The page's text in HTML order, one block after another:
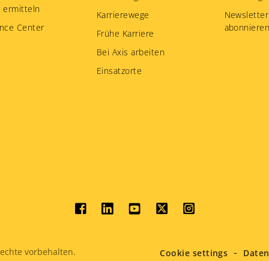
ermitteln
Center
Karrierewege
Frühe Karriere
Bei Axis arbeiten
Einsatzorte
Newsletter
abonnieren
Social
menu
vorbehalten. Cookie settings